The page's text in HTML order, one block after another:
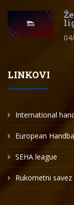
LINKOVI
International
European
SEHA league
Rukometni savez